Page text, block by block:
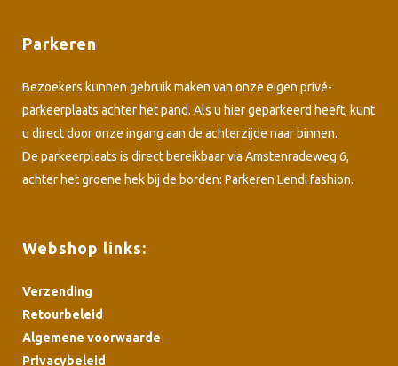
Parkeren
Bezoekers kunnen gebruik maken van onze eigen privé-
parkeerplaats achter het pand. Als u hier geparkeerd heeft, kunt
u direct door onze ingang aan de achterzijde naar binnen.
De parkeerplaats is direct bereikbaar via Amstenradeweg 6,
achter het groene hek bij de borden: Parkeren Lendi fashion.
Webshop links:
Verzending
Retourbeleid
Algemene voorwaarde
Privacybeleid